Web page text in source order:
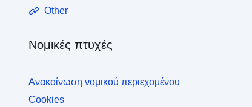
Other
Νομικές πτυχές
Ανακοίνωση νομικού περιεχομένου
Cookies